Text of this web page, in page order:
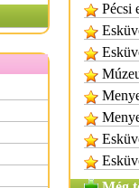
Pécsi